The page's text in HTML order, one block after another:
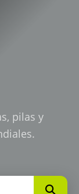
pilas y